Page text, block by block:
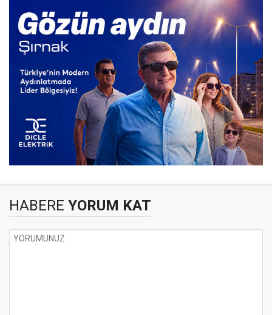
HABERE YORUM KAT